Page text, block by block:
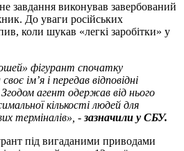
завдання виконував завербований
До уваги російських
коли шукав «легкі заробітки» у
фігурант спочатку
ім’я і передав відповідні
агент одержав від нього
кількості людей для
терміналів», - зазначили у СБУ.
під вигаданими приводами